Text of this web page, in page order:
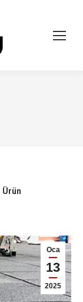
Ürün
Oca
13
2025